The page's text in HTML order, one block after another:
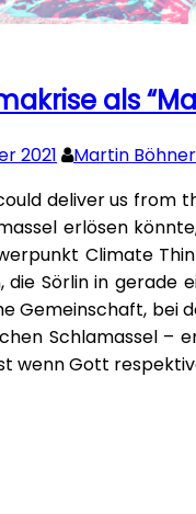
als
2021
Martin
deliver us from
erlösen
Climate
Sörlin in gerade
Gemeinschaft, bei
Schlamassel –
wenn Gott